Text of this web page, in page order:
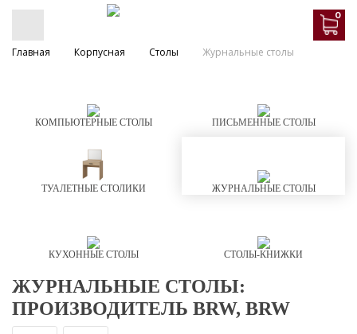
0
Главная Корпусная Столы Журнальные столы
КОМПЬЮТЕРНЫЕ СТОЛЫ ПИСЬМЕННЫЕ СТОЛЫ
ТУАЛЕТНЫЕ СТОЛИКИ ЖУРНАЛЬНЫЕ СТОЛЫ
КУХОННЫЕ СТОЛЫ СТОЛЫ-КНИЖКИ
ЖУРНАЛЬНЫЕ СТОЛЫ:
ПРОИЗВОДИТЕЛЬ BRW, BRW